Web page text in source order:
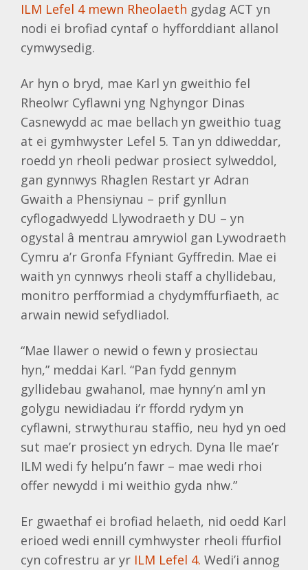
ILM Lefel 4 mewn Rheolaeth gydag ACT yn
nodi ei brofiad cyntaf o hyfforddiant allanol
cymwysedig.
Ar hyn o bryd, mae Karl yn gweithio fel
Rheolwr Cyflawni yng Nghyngor Dinas
Casnewydd ac mae bellach yn gweithio tuag
at ei gymhwyster Lefel 5. Tan yn ddiweddar,
roedd yn rheoli pedwar prosiect sylweddol,
gan gynnwys Rhaglen Restart yr Adran
Gwaith a Phensiynau – prif gynllun
cyflogadwyedd Llywodraeth y DU – yn
ogystal â mentrau amrywiol gan Lywodraeth
Cymru a’r Gronfa Ffyniant Gyffredin. Mae ei
waith yn cynnwys rheoli staff a chyllidebau,
monitro perfformiad a chydymffurfiaeth, ac
arwain newid sefydliadol.
“Mae llawer o newid o fewn y prosiectau
hyn,” meddai Karl. “Pan fydd gennym
gyllidebau gwahanol, mae hynny’n aml yn
golygu newidiadau i’r ffordd rydym yn
cyflawni, strwythurau staffio, neu hyd yn oed
sut mae’r prosiect yn edrych. Dyna lle mae’r
ILM wedi fy helpu’n fawr – mae wedi rhoi
offer newydd i mi weithio gyda nhw.”
Er gwaethaf ei brofiad helaeth, nid oedd Karl
erioed wedi ennill cymhwyster rheoli ffurfiol
cyn cofrestru ar yr ILM Lefel 4. Wedi’i annog